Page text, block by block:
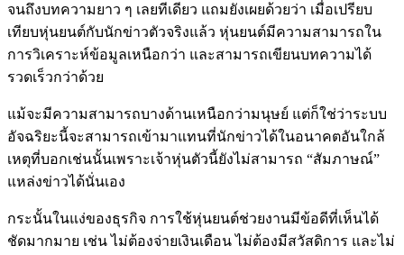
จนถึงบทความยาว ๆ เลยทีเดียว แถมยังเผยด้วยว่า เมื่อเปรียบ
เทียบหุ่นยนต์กับนักข่าวตัวจริงแล้ว หุ่นยนต์มีความสามารถใน
การวิเคราะห์ข้อมูลเหนือกว่า และสามารถเขียนบทความได้
รวดเร็วกว่าด้วย
แม้จะมีความสามารถบางด้านเหนือกว่ามนุษย์ แต่ก็ใช่ว่าระบบ
อัจฉริยะนี้จะสามารถเข้ามาแทนที่นักข่าวได้ในอนาคตอันใกล้
เหตุที่บอกเช่นนั้นเพราะเจ้าหุ่นตัวนี้ยังไม่สามารถ “สัมภาษณ์”
แหล่งข่าวได้นั่นเอง
กระนั้นในแง่ของธุรกิจ การใช้หุ่นยนต์ช่วยงานมีข้อดีที่เห็นได้
ชัดมากมาย เช่น ไม่ต้องจ่ายเงินเดือน ไม่ต้องมีสวัสดิการ และไม่